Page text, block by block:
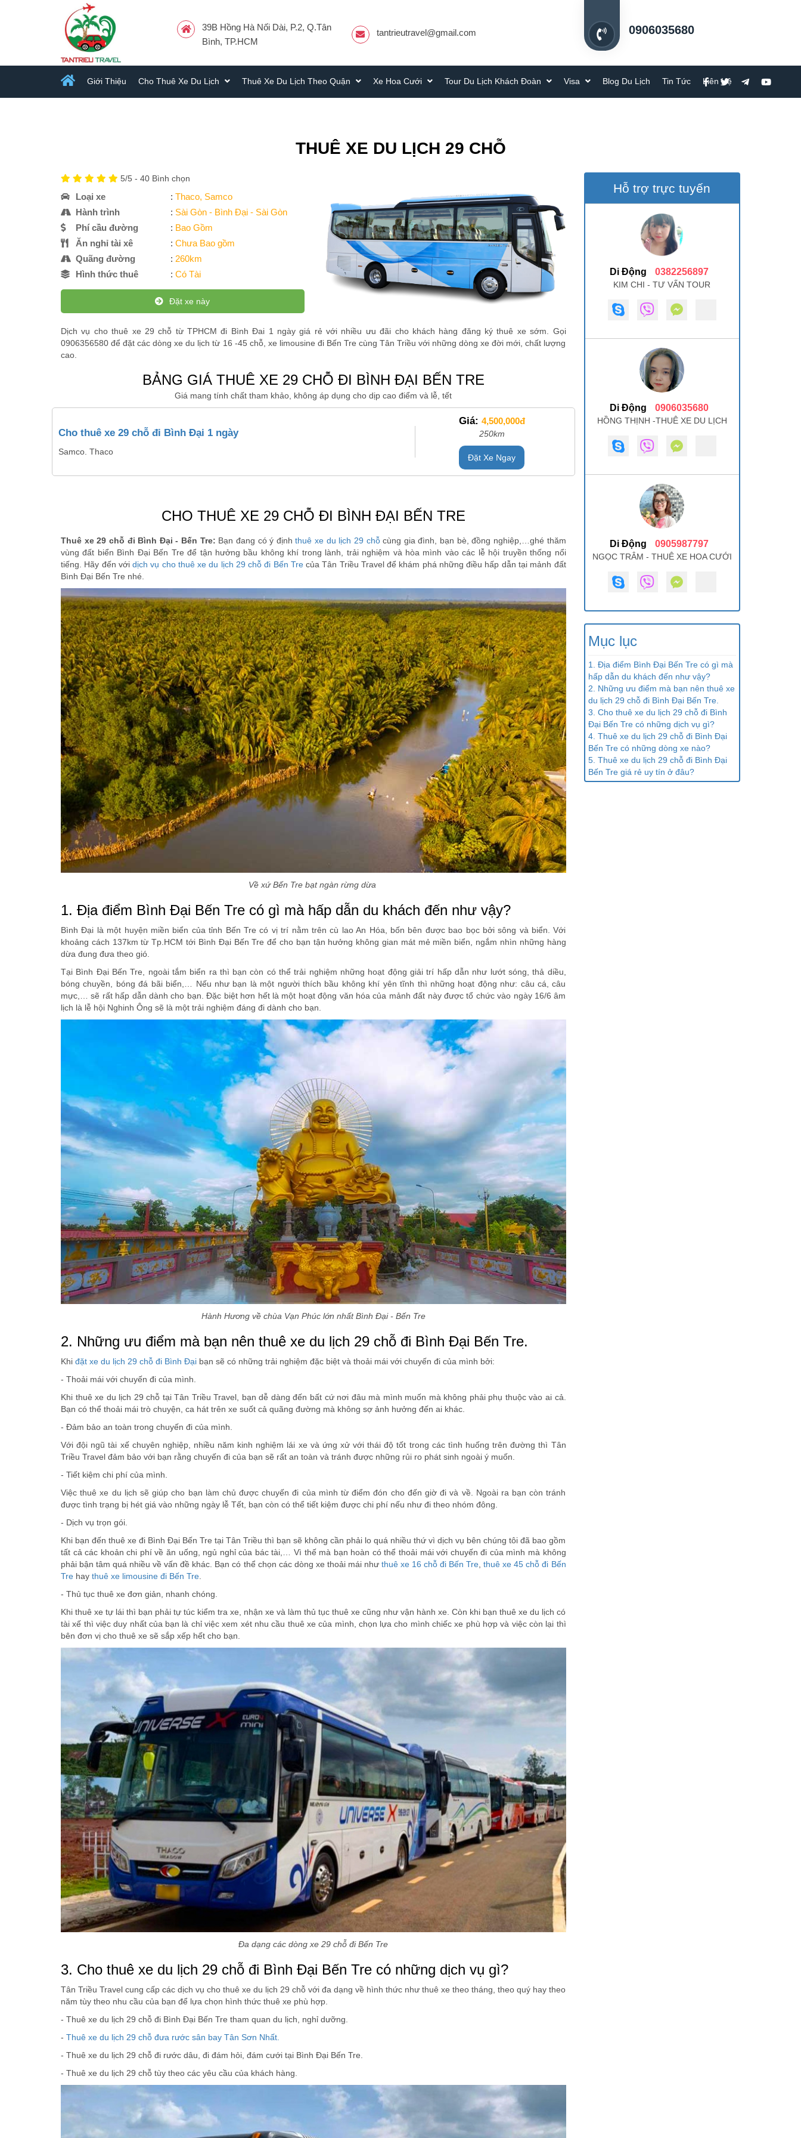
39B Hồng Hà Nối Dài, P.2, Q.Tân
Bình, TP.HCM
tantrieutravel@gmail.com 0906035680
Giới Thiệu Cho Thuê Xe Du Lịch Thuê Xe Du Lịch Theo Quận Xe Hoa Cưới Tour Du Lịch Khách Đoàn Visa Blog Du Lịch Tin Tức Liên Hệ
THUÊ XE DU LỊCH 29 CHỖ
5/5 - 40 Bình chọn
Loại xe : Thaco, Samco
Hành trình
: Sài Gòn - Bình Đại - Sài Gòn
Phí cầu đường
: Bao Gồm
Ăn nghỉ tài xê
: Chưa Bao gồm
Quãng đường
: 260km
Hình thức thuê
: Có Tài
Đặt xe này
Dịch vụ cho thuê xe 29 chỗ từ TPHCM đi Bình Đai 1 ngày giá rẻ với nhiều ưu đãi cho khách hàng đăng ký thuê xe sớm. Gọi
0906356580 để đặt các dòng xe du lịch từ 16 -45 chỗ, xe limousine đi Bến Tre cùng Tân Triều với những dòng xe đời mới, chất lượng
cao.
BẢNG GIÁ THUÊ XE 29 CHỖ ĐI BÌNH ĐẠI BẾN TRE
Giá mang tính chất tham khảo, không áp dụng cho dịp cao điểm và lễ, tết
Cho thuê xe 29 chỗ đi Bình Đại 1 ngày
Samco. Thaco
Giá: 4,500,000đ
250km
Đặt Xe Ngay
CHO THUÊ XE 29 CHỖ ĐI BÌNH ĐẠI BẾN TRE
Thuê xe 29 chỗ đi Bình Đại - Bến Tre: Bạn đang có ý địnhthuê xe du lịch 29 chỗcùng gia đình, bạn bè, đồng nghiệp,…ghé thăm
vùng đất biển Bình Đại Bến Tre để tận hưởng bầu không khí trong lành, trải nghiệm và hòa mình vào các lễ hội truyền thống nổi
tiếng. Hãy đến vớidịch vụ cho thuê xe du lịch 29 chỗ đi Bến Trecủa Tân Triều Travel để khám phá những điều hấp dẫn tại mảnh đất
Bình Đại Bến Tre nhé.
Về xứ Bến Tre bạt ngàn rừng dừa
1. Địa điểm Bình Đại Bến Tre có gì mà hấp dẫn du khách đến như vậy?
Bình Đại là một huyện miền biển của tỉnh Bến Tre có vị trí nằm trên cù lao An Hóa, bốn bên được bao bọc bởi sông và biển. Với
khoảng cách 137km từ Tp.HCM tới Bình Đại Bến Tre để cho bạn tận hưởng không gian mát mẻ miền biển, ngắm nhìn những hàng
dừa đung đưa theo gió.
Tại Bình Đại Bến Tre, ngoài tắm biển ra thì bạn còn có thể trải nghiệm những hoạt động giải trí hấp dẫn như lướt sóng, thả diều,
bóng chuyền, bóng đá bãi biển,… Nếu như bạn là một người thích bầu không khí yên tĩnh thì những hoạt động như: câu cá, câu
mực,… sẽ rất hấp dẫn dành cho bạn. Đặc biệt hơn hết là một hoạt động văn hóa của mảnh đất này được tổ chức vào ngày 16/6 âm
lịch là lễ hội Nghinh Ông sẽ là một trải nghiệm đáng đi dành cho bạn.
Hành Hương về chùa Vạn Phúc lớn nhất Bình Đại - Bến Tre
2. Những ưu điểm mà bạn nên thuê xe du lịch 29 chỗ đi Bình Đại Bến Tre.
Khi đặt xe du lịch 29 chỗ đi Bình Đại bạn sẽ có những trải nghiệm đặc biệt và thoải mái với chuyến đi của mình bởi:
- Thoải mái với chuyến đi của mình.
Khi thuê xe du lịch 29 chỗ tại Tân Triều Travel, bạn dễ dàng đến bất cứ nơi đâu mà mình muốn mà không phải phụ thuộc vào ai cả.
Bạn có thể thoải mái trò chuyện, ca hát trên xe suốt cả quãng đường mà không sợ ảnh hưởng đến ai khác.
- Đảm bảo an toàn trong chuyến đi của mình.
Với đội ngũ tài xế chuyên nghiệp, nhiều năm kinh nghiệm lái xe và ứng xử với thái độ tốt trong các tình huống trên đường thì Tân
Triều Travel đảm bảo với bạn rằng chuyến đi của bạn sẽ rất an toàn và tránh được những rủi ro phát sinh ngoài ý muốn.
- Tiết kiệm chi phí của mình.
Việc thuê xe du lịch sẽ giúp cho bạn làm chủ được chuyến đi của mình từ điểm đón cho đến giờ đi và về. Ngoài ra bạn còn tránh
được tình trạng bị hét giá vào những ngày lễ Tết, bạn còn có thể tiết kiệm được chi phí nếu như đi theo nhóm đông.
- Dịch vụ trọn gói.
Khi bạn đến thuê xe đi Bình Đại Bến Tre tại Tân Triều thì bạn sẽ không cần phải lo quá nhiều thứ vì dịch vụ bên chúng tôi đã bao gồm
tất cả các khoản chi phí về ăn uống, ngủ nghỉ của bác tài,… Vì thế mà bạn hoàn có thể thoải mái với chuyến đi của mình mà không
phải bận tâm quá nhiều về vấn đề khác. Bạn có thể chọn các dòng xe thoải mái như thuê xe 16 chỗ đi Bến Tre ,thuê xe 45 chỗ đi Bến
Tre hay thuê xe limousine đi Bến Tre
- Thủ tục thuê xe đơn giản, nhanh chóng.
Khi thuê xe tự lái thì bạn phải tự túc kiểm tra xe, nhận xe và làm thủ tục thuê xe cũng như vận hành xe. Còn khi bạn thuê xe du lịch có
tài xế thì việc duy nhất của bạn là chỉ việc xem xét nhu cầu thuê xe của mình, chọn lựa cho mình chiếc xe phù hợp và việc còn lại thì
bên đơn vị cho thuê xe sẽ sắp xếp hết cho bạn.
Đa dạng các dòng xe 29 chỗ đi Bến Tre
3. Cho thuê xe du lịch 29 chỗ đi Bình Đại Bến Tre có những dịch vụ gì?
Tân Triều Travel cung cấp các dịch vụ cho thuê xe du lịch 29 chỗ với đa dạng về hình thức như thuê xe theo tháng, theo quý hay theo
năm tùy theo nhu cầu của bạn để lựa chọn hình thức thuê xe phù hợp.
- Thuê xe du lịch 29 chỗ đi Bình Đại Bến Tre tham quan du lịch, nghỉ dưỡng.
- Thuê xe du lịch 29 chỗ đưa rước sân bay Tân Sơn Nhất.
- Thuê xe du lịch 29 chỗ đi rước dâu, đi đám hỏi, đám cưới tại Bình Đại Bến Tre.
- Thuê xe du lịch 29 chỗ tùy theo các yêu cầu của khách hàng.
Hỗ trợ trực tuyến
Di Động 0382256897
KIM CHI - TƯ VẤN TOUR
Di Động 0906035680
HỒNG THỊNH -THUÊ XE DU LỊCH
Di Động 0905987797
NGỌC TRÂM - THUÊ XE HOA CƯỚI
Mục lục
1. Địa điểm Bình Đại Bến Tre có gì mà
hấp dẫn du khách đến như vậy?
2. Những ưu điểm mà bạn nên thuê xe
du lịch 29 chỗ đi Bình Đại Bến Tre.
3. Cho thuê xe du lịch 29 chỗ đi Bình
Đại Bến Tre có những dịch vụ gì?
4. Thuê xe du lịch 29 chỗ đi Bình Đại
Bến Tre có những dòng xe nào?
5. Thuê xe du lịch 29 chỗ đi Bình Đại
Bến Tre giá rẻ uy tín ở đâu?